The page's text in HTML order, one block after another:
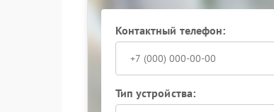
Контактный телефон:
Тип устройства: